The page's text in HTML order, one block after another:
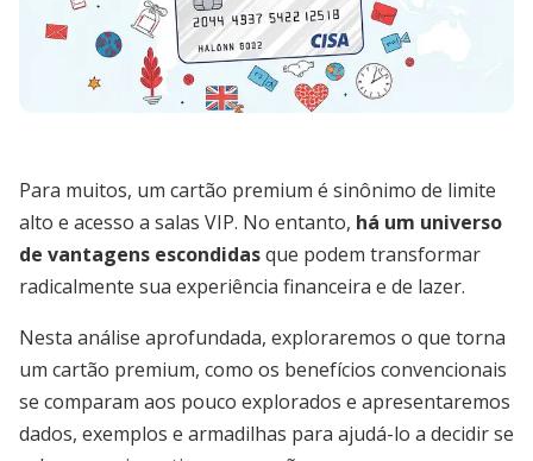
Para muitos, um cartão premium é sinônimo de limite
alto e acesso a salas VIP. No entanto, há um universo
de vantagens escondidasque podem transformar
radicalmente sua experiência financeira e de lazer.
Nesta análise aprofundada, exploraremos o que torna
um cartão premium, como os benefícios convencionais
se comparam aos pouco explorados e apresentaremos
dados, exemplos e armadilhas para ajudá-lo a decidir se